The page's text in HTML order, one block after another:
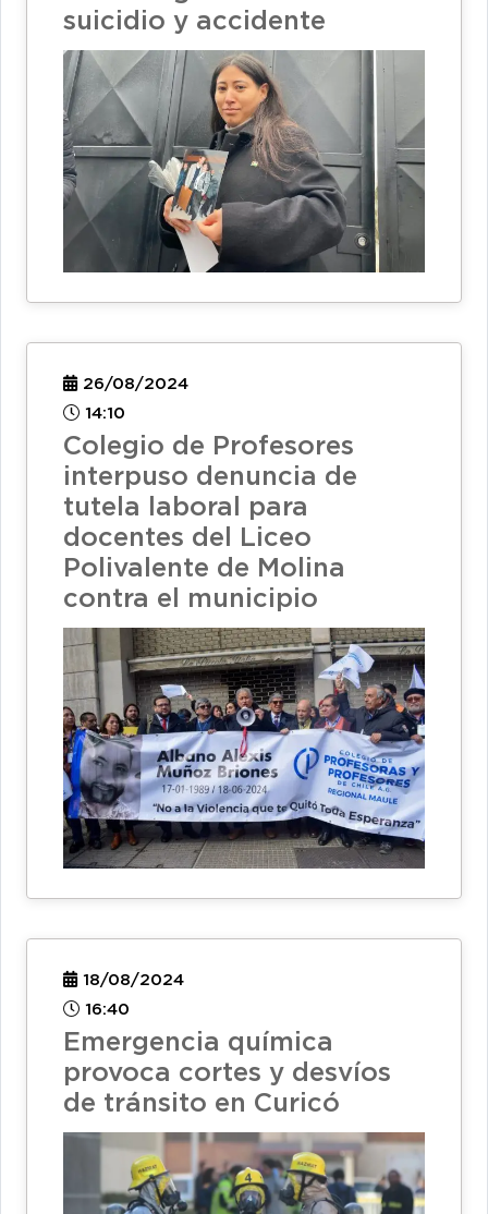
suicidio y accidente
26/08/2024
14:10
Colegio de Profesores
interpuso denuncia de
tutela laboral para
docentes del Liceo
Polivalente de Molina
contra el municipio
18/08/2024
16:40
Emergencia química
provoca cortes y desvíos
de tránsito en Curicó